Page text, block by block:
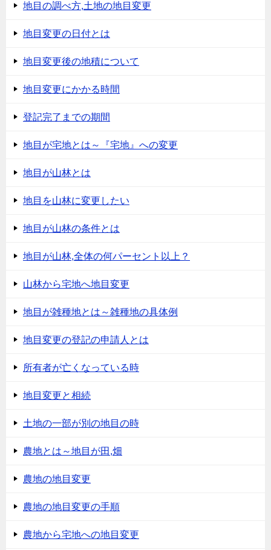
地目の調べ方,土地の地目変更
地目変更の日付とは
地目変更後の地積について
地目変更にかかる時間
登記完了までの期間
地目が宅地とは～『宅地』への変更
地目が山林とは
地目を山林に変更したい
地目が山林の条件とは
地目が山林,全体の何パーセント以上？
山林から宅地へ地目変更
地目が雑種地とは～雑種地の具体例
地目変更の登記の申請人とは
所有者が亡くなっている時
地目変更と相続
土地の一部が別の地目の時
農地とは～地目が田,畑
農地の地目変更
農地の地目変更の手順
農地から宅地への地目変更